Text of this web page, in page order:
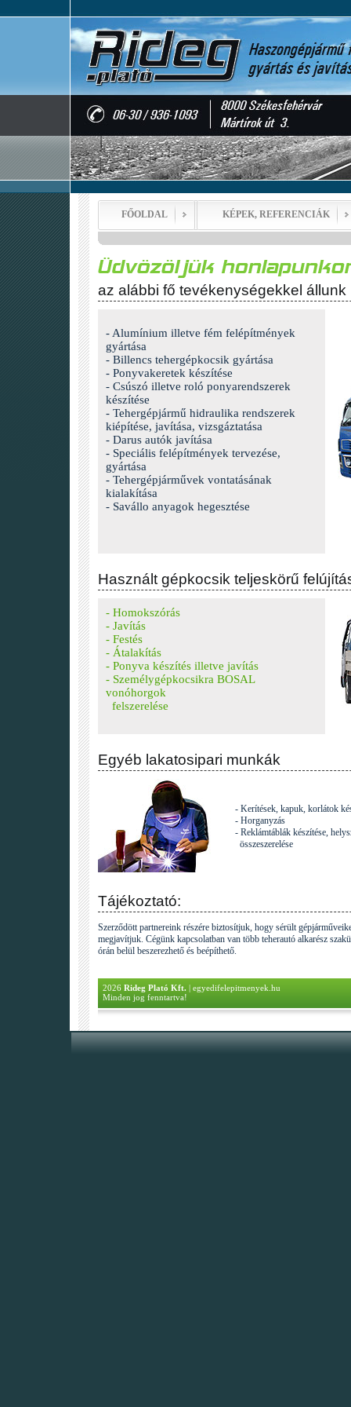
FŐOLDAL KÉPEK, REFERENCIÁK
az alábbi fő tevékenységekkel
- Alumínium illetve fém felépítmények
gyártása
- Billencs tehergépkocsik gyártása
- Ponyvakeretek készítése
- Csúszó illetve roló ponyarendszerek
készítése
- Tehergépjármű hidraulika rendszerek
kiépítése, javítása, vizsgáztatása
- Darus autók javítása
- Speciális felépítmények tervezése,
gyártása
- Tehergépjárművek vontatásának
kialakítása
- Savállo anyagok hegesztése
Használt gépkocsik teljeskörű
- Homokszórás
- Javítás
- Festés
- Átalakítás
- Ponyva készítés illetve javítás
- Személygépkocsikra BOSAL
vonóhorgok
felszerelése
Egyéb lakatosipari munkák
- Kerítések, kapuk, korlátok
- Horganyzás
- Reklámtáblák készítése,
összeszerelése
Tájékoztató:
Szerződött partnereink részére biztosítjuk, hogy sérült
megjavítjuk. Cégünk kapcsolatban van több teherautó alkarész
órán belül beszerezhető és beépíthető.
2026 Rideg Plató Kft. | egyedifelepitmenyek.hu
Minden jog fenntartva!